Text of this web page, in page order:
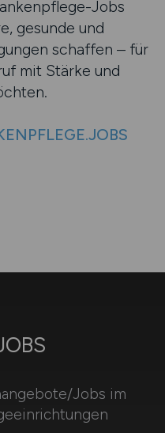
Jobs
gesunde und
schaffen – für
mit Stärke und
Jobs im